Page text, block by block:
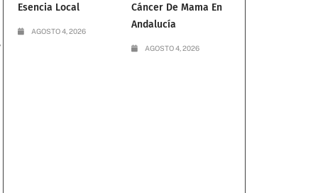
Esencia Local
AGOSTO 4, 2026
Cáncer De Mama En
Andalucía
AGOSTO 4, 2026